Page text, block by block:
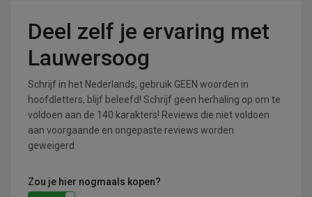
Deel zelf je ervaring met
Lauwersoog
Schrijf in het Nederlands, gebruik GEEN woorden in
hoofdletters, blijf beleefd! Schrijf geen herhaling op om te
voldoen aan de 140 karakters! Reviews die niet voldoen
aan voorgaande en ongepaste reviews worden
geweigerd.
Zou je hier nogmaals kopen?